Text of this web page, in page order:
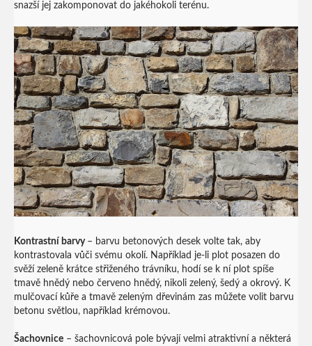
snazší jej zakomponovat do jakéhokoli terénu.
Kontrastní barvy – barvu betonových desek volte tak, aby
kontrastovala vůči svému okolí. Například je-li plot posazen do
svěží zeleně krátce střiženého trávníku, hodí se k ní plot spíše
tmavě hnědý nebo červeno hnědý, nikoli zelený, šedý a okrový. K
mulčovací kůře a tmavě zeleným dřevinám zas můžete volit barvu
betonu světlou, například krémovou.
Šachovnice – šachovnicová pole bývají velmi atraktivní a některá